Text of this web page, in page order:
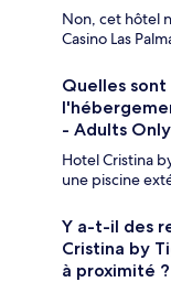
Non, cet hôtel
Casino Las
Quelles
- Adults
Hotel Cristina
une piscine
Y a-t-il des
Cristina by
à proximité ?